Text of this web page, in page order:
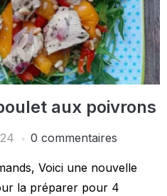
aux poivrons
0 commentaires
Voici une nouvelle
la préparer pour 4